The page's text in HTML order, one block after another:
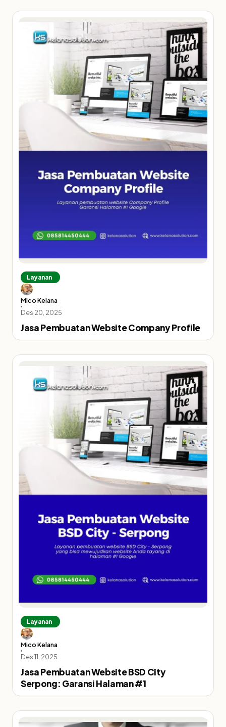
Layanan
Mico Kelana
Des 20, 2025
Jasa Pembuatan Website Company Profile
Layanan
Mico Kelana
Des 11, 2025
Jasa Pembuatan Website BSD City
Serpong: Garansi Halaman #1